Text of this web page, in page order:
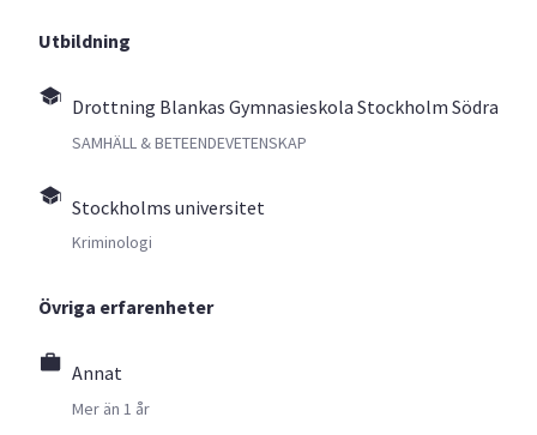
Utbildning
Drottning Blankas Gymnasieskola Stockholm Södra
SAMHÄLL & BETEENDEVETENSKAP
Stockholms universitet
Kriminologi
Övriga erfarenheter
Annat
Mer än 1 år